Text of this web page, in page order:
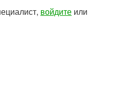
войдите или